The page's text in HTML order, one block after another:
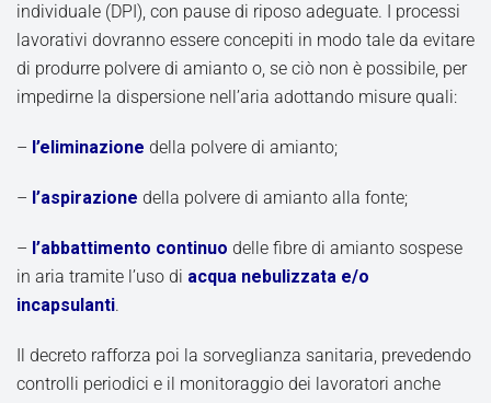
individuale (DPI), con pause di riposo adeguate. I processi
lavorativi dovranno essere concepiti in modo tale da evitare
di produrre polvere di amianto o, se ciò non è possibile, per
impedirne la dispersione nell’aria adottando misure quali:
– l’eliminazione della polvere di amianto;
– l’aspirazione della polvere di amianto alla fonte;
– l’abbattimento continuo delle fibre di amianto sospese
in aria tramite l’uso di acqua nebulizzata e/o
incapsulanti.
Il decreto rafforza poi la sorveglianza sanitaria, prevedendo
controlli periodici e il monitoraggio dei lavoratori anche